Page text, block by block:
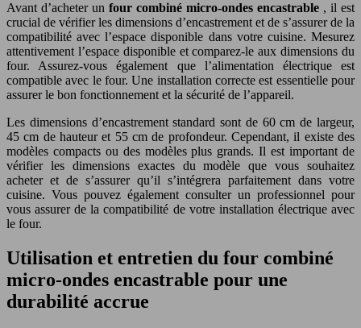
Avant d’acheter un four combiné micro-ondes encastrable , il est
crucial de vérifier les dimensions d’encastrement et de s’assurer de la
compatibilité avec l’espace disponible dans votre cuisine. Mesurez
attentivement l’espace disponible et comparez-le aux dimensions du
four. Assurez-vous également que l’alimentation électrique est
compatible avec le four. Une installation correcte est essentielle pour
assurer le bon fonctionnement et la sécurité de l’appareil.
Les dimensions d’encastrement standard sont de 60 cm de largeur,
45 cm de hauteur et 55 cm de profondeur. Cependant, il existe des
modèles compacts ou des modèles plus grands. Il est important de
vérifier les dimensions exactes du modèle que vous souhaitez
acheter et de s’assurer qu’il s’intégrera parfaitement dans votre
cuisine. Vous pouvez également consulter un professionnel pour
vous assurer de la compatibilité de votre installation électrique avec
le four.
Utilisation et entretien du four combiné
micro-ondes encastrable pour une
durabilité accrue